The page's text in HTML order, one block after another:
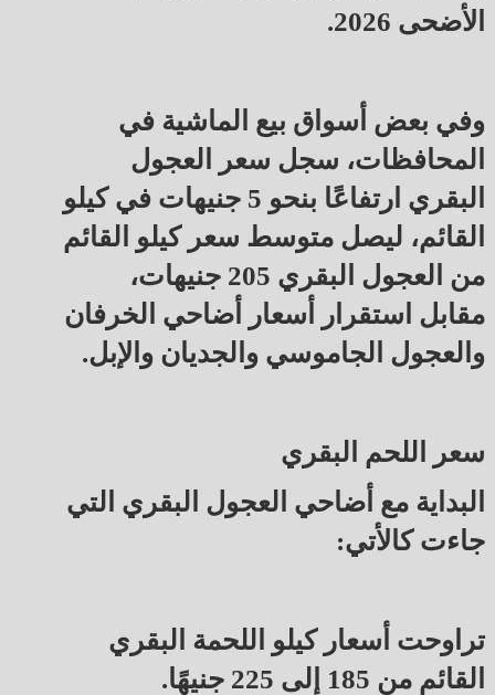
الأضحى 2026.
وفي بعض أسواق بيع الماشية في
المحافظات، سجل سعر العجول
البقري ارتفاعًا بنحو 5 جنيهات في كيلو
القائم، ليصل متوسط سعر كيلو القائم
من العجول البقري 205 جنيهات،
مقابل استقرار أسعار أضاحي الخرفان
والعجول الجاموسي والجديان والإبل.
سعر اللحم البقري
البداية مع أضاحي العجول البقري التي
جاءت كالأتي:
تراوحت أسعار كيلو اللحمة البقري
القائم من 185 إلى 225 جنيهًا.